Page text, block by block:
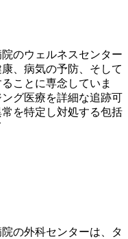
のウェルネスセンター
、病気の予防、そして
ことに専念していま
グ医療を詳細な追跡可
を特定し対処する包括
の外科センターは、タ